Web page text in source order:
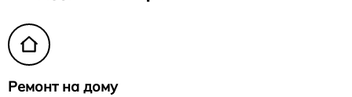
Ремонт на дому